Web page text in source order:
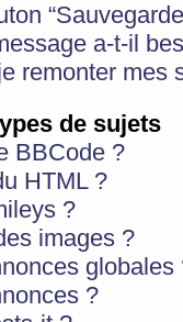
a-t-il
remonter mes
de sujets
BBCode ?
HTML ?
?
images ?
globales
?